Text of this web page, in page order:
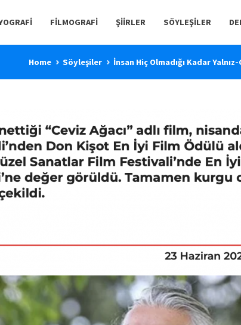
FILMOGRAFI ŞIIRLER SÖYLEŞILER
Home Söyleşiler İnsan Hiç Olmadığı Kadar